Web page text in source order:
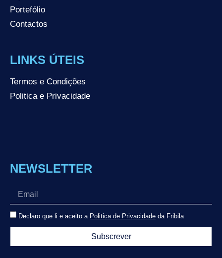
Portefólio
Contactos
LINKS ÚTEIS
Termos e Condições
Politica e Privacidade
NEWSLETTER
Declaro que li e aceito a Politica de Privacidade da Fribila
Subscrever